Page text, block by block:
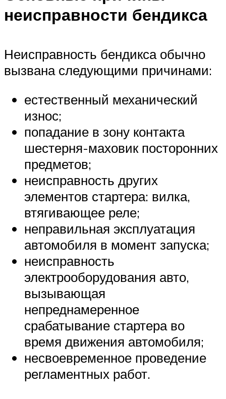
неисправности бендикса
Неисправность бендикса обычно
вызвана следующими причинами:
естественный механический
износ;
попадание в зону контакта
шестерня-маховик посторонних
предметов;
неисправность других
элементов стартера: вилка,
втягивающее реле;
неправильная эксплуатация
автомобиля в момент запуска;
неисправность
электрооборудования авто,
вызывающая
непреднамеренное
срабатывание стартера во
время движения автомобиля;
несвоевременное проведение
регламентных работ.